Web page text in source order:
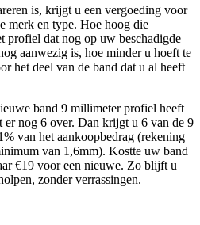
is, krijgt u een vergoeding voor
merk en type. Hoe hoog die
profiel dat nog op uw beschadigde
aanwezig is, hoe minder u hoeft te
het deel van de band dat u al heeft
band 9 millimeter profiel heeft
er nog 6 over. Dan krijgt u 6 van de 9
van het aankoopbedrag (rekening
van 1,6mm). Kostte uw band
€19 voor een nieuwe. Zo blijft u
zonder verrassingen.